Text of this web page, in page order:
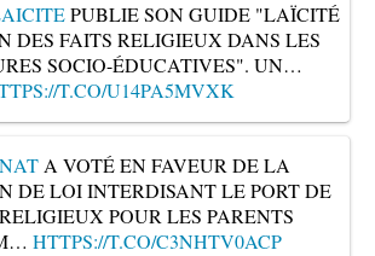
PUBLIE SON GUIDE "LAÏCITÉ
DES FAITS RELIGIEUX DANS LES
SOCIO-ÉDUCATIVES". UN…
T.CO/U14PA5MVXK
A VOTÉ EN FAVEUR DE LA
DE LOI INTERDISANT LE PORT DE
POUR LES PARENTS
HTTPS://T.CO/C3NHTV0ACP